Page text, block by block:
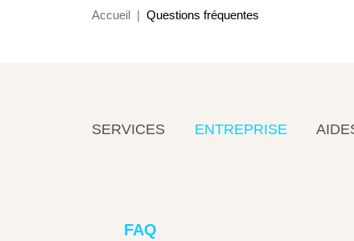
Accueil Questions fréquentes
SERVICES ENTREPRISE
FAQ